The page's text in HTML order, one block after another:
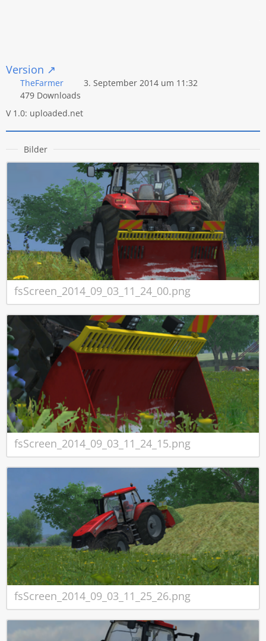
Version
TheFarmer
3. September 2014 um 11:32
479 Downloads
V 1.0: uploaded.net
Bilder
fsScreen_2014_09_03_11_24_00.png
fsScreen_2014_09_03_11_24_15.png
fsScreen_2014_09_03_11_25_26.png